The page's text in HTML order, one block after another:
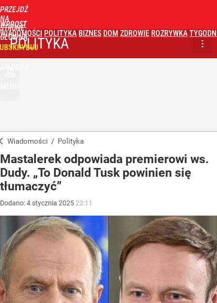
PRZEJDŹ
NA
STRONĘ
GŁÓWNĄ
WPROST
WIADOMOŚCI POLITYKA BIZNES DOM ZDROWIE ROZRYWKA
POLITYKA
Wiadomości / Polityka
Mastalerek odpowiada premierowi ws.
Dudy. „To Donald Tusk powinien się
tłumaczyć”
Dodano:4 stycznia 2025 22:11